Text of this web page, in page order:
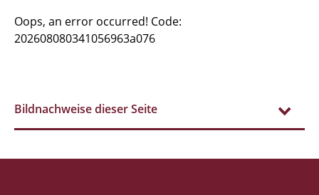
Oops, an error occurred! Code:
202608080341056963a076
Bildnachweise dieser Seite